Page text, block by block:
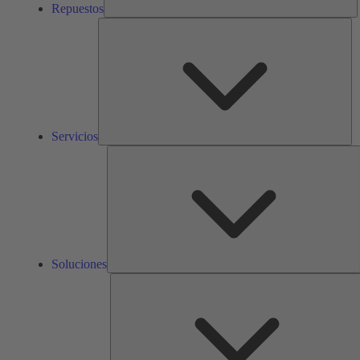
Repuestos
Servicios
Soluciones